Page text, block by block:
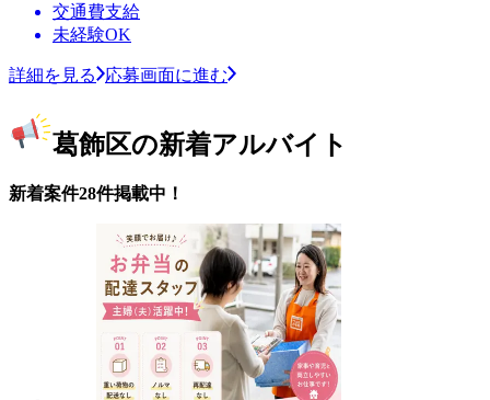
交通費支給
未経験OK
詳細を見る 応募画面に進む
葛飾区の新着アルバイト
新着案件28件掲載中！